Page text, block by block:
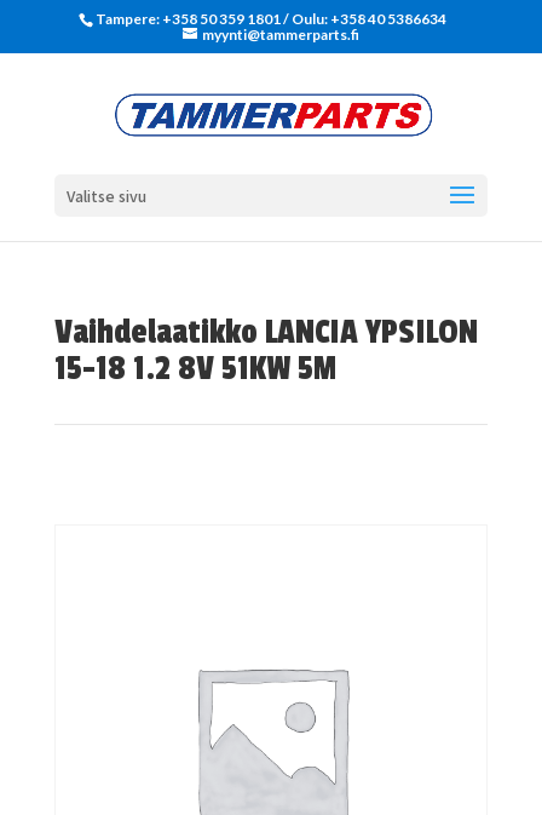
Tampere: +358 50 359 1801‬ / Oulu: +358 40 5386634
myynti@tammerparts.fi
Valitse sivu
Vaihdelaatikko LANCIA YPSILON
15-18 1.2 8V 51KW 5M